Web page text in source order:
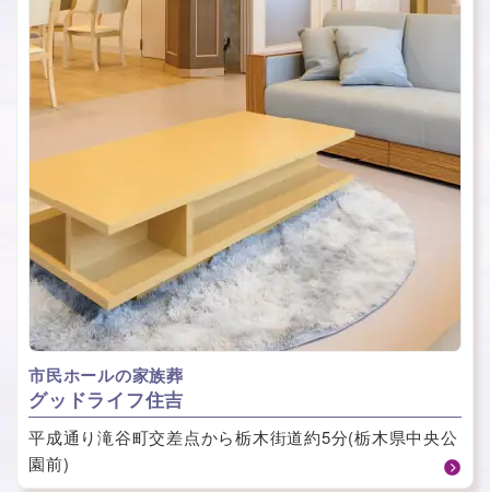
市民ホールの家族葬
グッドライフ住吉
平成通り滝谷町交差点から栃木街道約5分(栃木県中央公
園前)